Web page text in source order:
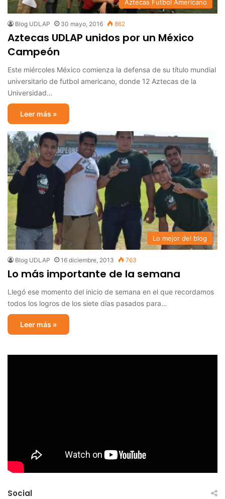
Aztecas Futbol Americano
Blog UDLAP 30 mayo, 2016 862
Aztecas UDLAP unidos por un México
Campeón
Este miércoles México comienza la defensa de su título mundial
universitario de futbol americano, donde 12 Aztecas de la
Universidad…
Leer más »
Lo mejor del blog
Blog UDLAP 16 diciembre, 2013 763
Lo más importante de la semana
Llegó ese momento del inicio de semana en el que recordamos
todos los logros de los siete días pasados para…
Leer más »
Social